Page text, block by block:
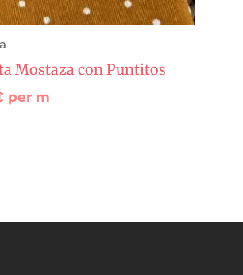
Mostaza con Puntitos
per m